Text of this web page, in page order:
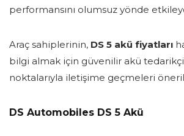
performansını olumsuz yönde
Araç sahiplerinin, DS 5 akü fiyatları
bilgi almak için güvenilir akü
noktalarıyla iletişime geçmeleri
DS Automobiles DS 5 Akü